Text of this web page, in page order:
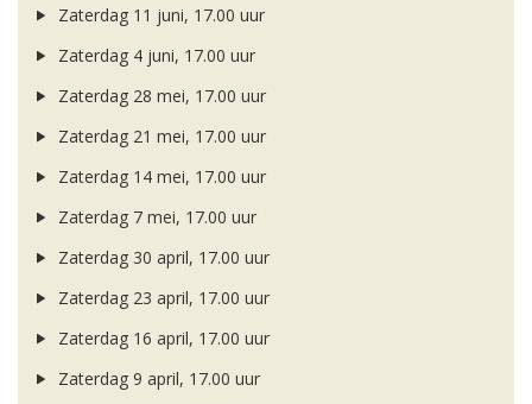
Zaterdag 11 juni, 17.00 uur
Zaterdag 4 juni, 17.00 uur
Zaterdag 28 mei, 17.00 uur
Zaterdag 21 mei, 17.00 uur
Zaterdag 14 mei, 17.00 uur
Zaterdag 7 mei, 17.00 uur
Zaterdag 30 april, 17.00 uur
Zaterdag 23 april, 17.00 uur
Zaterdag 16 april, 17.00 uur
Zaterdag 9 april, 17.00 uur